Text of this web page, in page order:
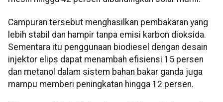
Campuran tersebut menghasilkan pembakaran yang
lebih stabil dan hampir tanpa emisi karbon dioksida.
Sementara itu penggunaan biodiesel dengan desain
injektor elips dapat menambah efisiensi 15 persen
dan metanol dalam sistem bahan bakar ganda juga
mampu memberi peningkatan hingga 12 persen.